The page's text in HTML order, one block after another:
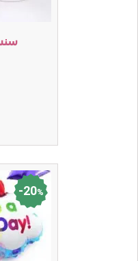
20%